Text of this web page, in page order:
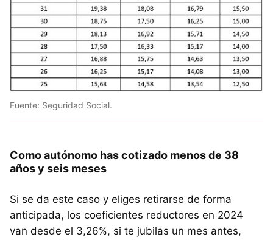
Fuente: Seguridad Social.
Como autónomo has cotizado menos de 38
años y seis meses
Si se da este caso y eliges retirarse de forma
anticipada, los coeficientes reductores en 2024
van desde el 3,26%, si te jubilas un mes antes,